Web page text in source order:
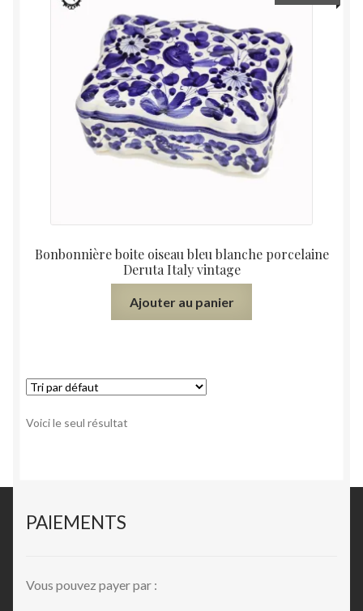
Bonbonnière boite oiseau bleu blanche porcelaine
Deruta Italy vintage
Ajouter au panier
Voici le seul résultat
PAIEMENTS
Vous pouvez payer par :